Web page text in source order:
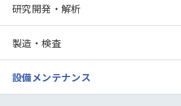
研究開発・解析
製造・検査
設備メンテナンス